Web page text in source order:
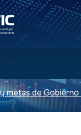
TICLogo ONTIC
metas de